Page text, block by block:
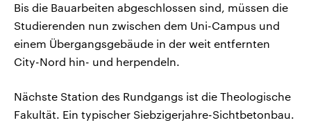
Bis die Bauarbeiten abgeschlossen sind, müssen die
Studierenden nun zwischen dem Uni-Campus und
einem Übergangsgebäude in der weit entfernten
City-Nord hin- und herpendeln.
Nächste Station des Rundgangs ist die Theologische
Fakultät. Ein typischer Siebzigerjahre-Sichtbetonbau.